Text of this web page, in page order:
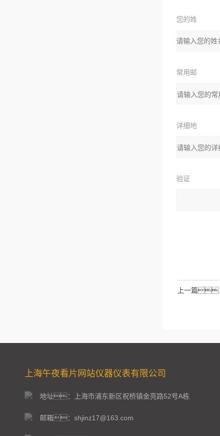
您的姓
名：
常用邮
箱：
详细地
址：
验证
如：三加
上一篇
上海午夜看片网站仪器仪表有限公司
地址：上海市浦东新区祝桥镇金亮路52号A栋
邮箱：shjinz17@163.com